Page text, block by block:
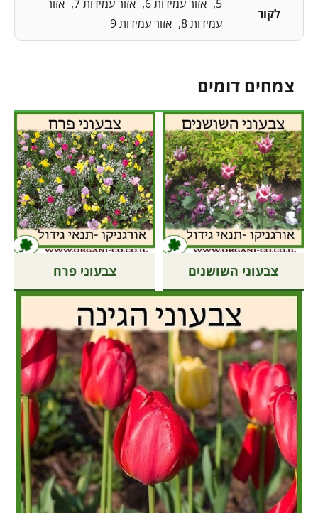
לקור
5
אזור עמידות 6 אזור עמידות 7
אזור
עמידות 8
אזור עמידות 9
צמחים דומים
צבעוני השושנים צבעוני פרח